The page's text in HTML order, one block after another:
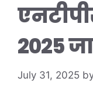
2025
July 31, 2025